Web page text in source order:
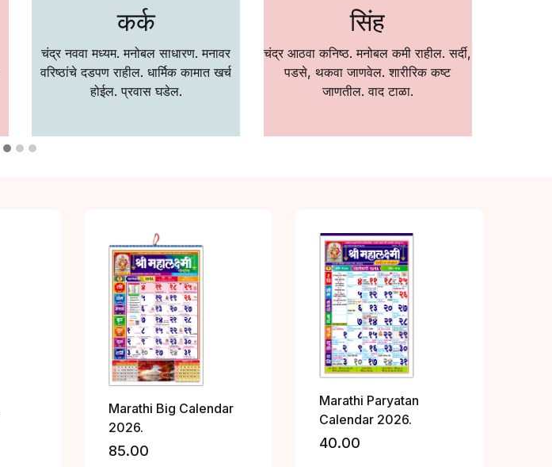
कर्क
चंद्र नववा मध्यम. मनोबल साधारण. मनावर
वरिष्ठांचे दडपण राहील. धार्मिक कामात खर्च
होईल. प्रवास घडेल.
सिंह
चंद्र आठवा कनिष्ठ. मनोबल कमी राहील. सर्दी,
पडसे, थकवा जाणवेल. शारीरिक कष्ट
जाणतील. वाद टाळा.
The product is already in your wishlist!
Marathi Big Calendar
2026.
85.00
Marathi Paryatan
Calendar 2026.
40.00